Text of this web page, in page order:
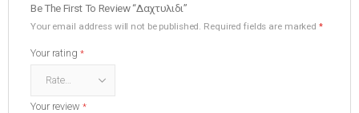
Be The First To Review “Δαχτυλιδι”
Your email address will not be published. Required fields are marked *
Your rating *
Your review *